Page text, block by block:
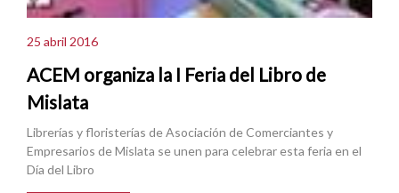
25 abril 2016
ACEM organiza la I Feria del Libro de
Mislata
Librerías y floristerías de Asociación de Comerciantes y
Empresarios de Mislata se unen para celebrar esta feria en el
Día del Libro